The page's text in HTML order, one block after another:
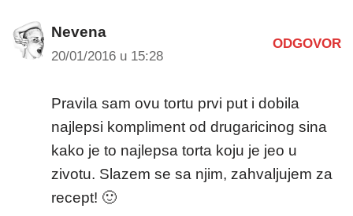
Nevena
20/01/2016 u 15:28
ODGOVOR
Pravila sam ovu tortu prvi put i dobila
najlepsi kompliment od drugaricinog sina
kako je to najlepsa torta koju je jeo u
zivotu. Slazem se sa njim, zahvaljujem za
recept! 🙂